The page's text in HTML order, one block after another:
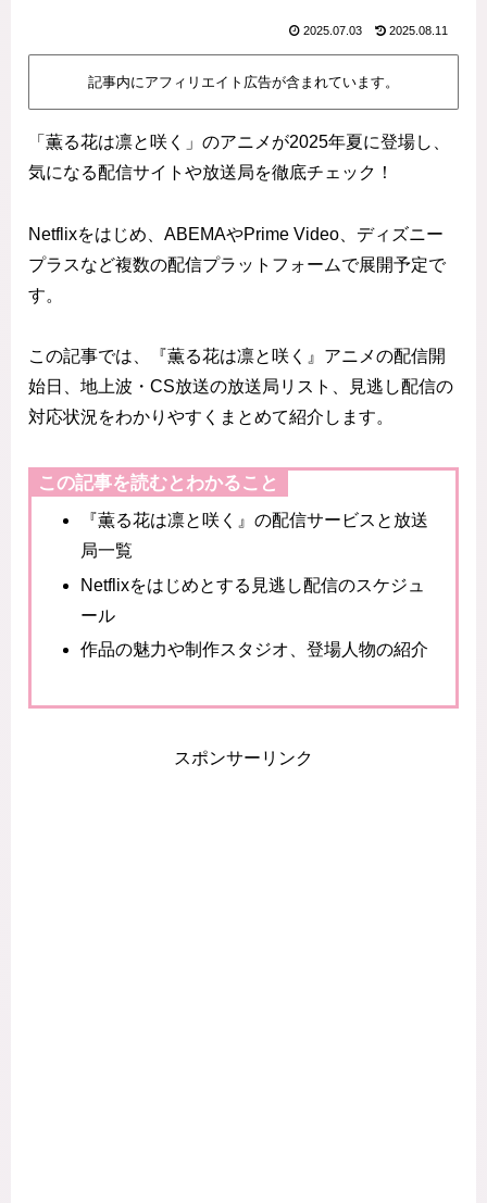
2025.07.03 2025.08.11
記事内にアフィリエイト広告が含まれています。
「薫る花は凛と咲く」のアニメが2025年夏に登場し、
気になる配信サイトや放送局を徹底チェック！
Netflixをはじめ、ABEMAやPrime Video、ディズニー
プラスなど複数の配信プラットフォームで展開予定で
す。
この記事では、『薫る花は凛と咲く』アニメの配信開
始日、地上波・CS放送の放送局リスト、見逃し配信の
対応状況をわかりやすくまとめて紹介します。
この記事を読むとわかること
『薫る花は凛と咲く』の配信サービスと放送
局一覧
Netflixをはじめとする見逃し配信のスケジュ
ール
作品の魅力や制作スタジオ、登場人物の紹介
スポンサーリンク